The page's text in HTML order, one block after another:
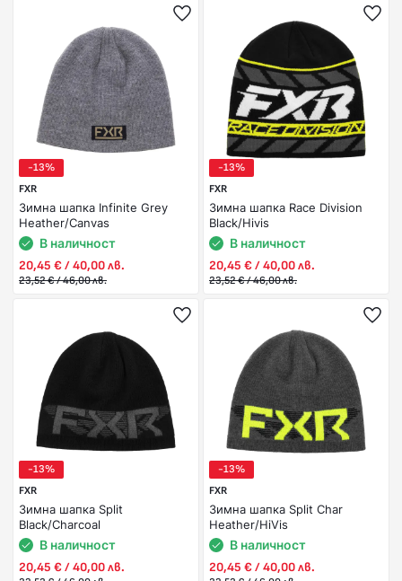
-13%
FXR
Зимна шапка Infinite Grey
Heather/Canvas
В наличност
20,45 € / 40,00 лв.
23,52 € / 46,00 лв.
-13%
FXR
Зимна шапка Race Division
Black/Hivis
В наличност
20,45 € / 40,00 лв.
23,52 € / 46,00 лв.
-13%
FXR
Зимна шапка Split
Black/Charcoal
В наличност
20,45 € / 40,00 лв.
-13%
FXR
Зимна шапка Split Char
Heather/HiVis
В наличност
20,45 € / 40,00 лв.